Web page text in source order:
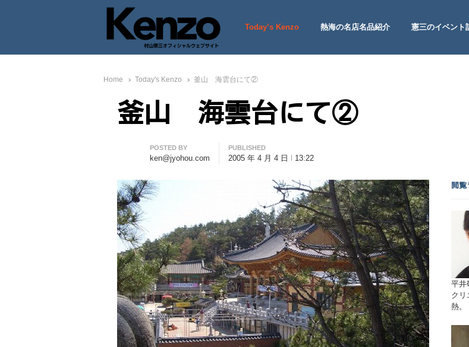
七転八起 – 村山憲三 Official Site
村山憲三ウェブサイト
Today’s Kenzo 熱海の名店名品紹介 憲三のイベント
Home Today's Kenzo 釜山 海雲台にて②
釜山 海雲台にて②
Author
POSTED BY
ken@jyohou.com
PUBLISHED
2005 年 4 月 4 日 13:22
閲覧
平井
クリ
熱。